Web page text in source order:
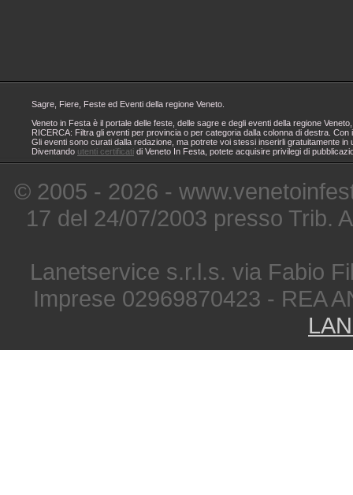
Sagre, Fiere, Feste ed Eventi della regione Veneto.
Veneto in Festa è il portale delle feste, delle sagre e degli eventi della regione
RICERCA: Filtra gli eventi per provincia o per categoria dalla colonna di destra.
Gli eventi sono curati dalla redazione, ma potrete voi stessi inserirli gratuitamente
Diventando utenti certificati di Veneto In Festa, potete acquisire privilegi di
© 2005 - 2026 -
17 del 24/07/2003 presso Trib.
Lanetservice s.r.l.s. via Fabio
Imprese 02969870423 - REA